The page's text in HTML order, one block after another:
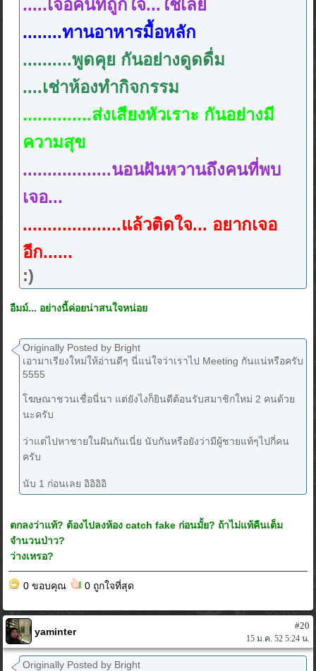
.....เจอคนที่ถูกใจ...ใช่เลย
........ทานอาหารมื้อหลัก
..........พูดคุย กันอย่างดูดดื่ม
....เช่าห้องทำกิจกรรม
..............ส่งเสียงหัวเราะ กันอย่างมี
ความสุข
..................นอนฝันหวานถึงคนที่พบ
เจอ...
....................แล้วติดใจ... อยากเจอ
อีก......
:)
อืมม์... อย่างนี้ค่อยน่าสนใจหน่อย
Originally Posted by Bright
เอามาเรียงใหม่ให้อ่านดีๆ นี่แน่ใจว่าเราไป Meeting กันแน่หรือครับ
5555
โฆษณาชวนเชื่อนี่นา แต่ยังไงก็ยินดีต้อนรับสมาชิกใหม่ 2 คนด้วย
นะครับ
ว่าแต่ไปหาชายในฝันกันเนี่ย นับกันหรือยังว่ามีผู้ชายแท้ๆไปกี่คน
ครับ
นับ 1 ก่อนเลย อิอิอิอิ
ตกลงว่าแท้? ต้องไปลงห้อง catch fake ก่อนมั้ย? ถ้าไม่แท้คืนเต็ม
จำนวนป่าว?
ว่างเหรอ?
0 ขอบคุณ 0 ถูกใจที่สุด
yaminter
#20
15 ม.ค. 52 5:24 น.
Originally Posted by Bright